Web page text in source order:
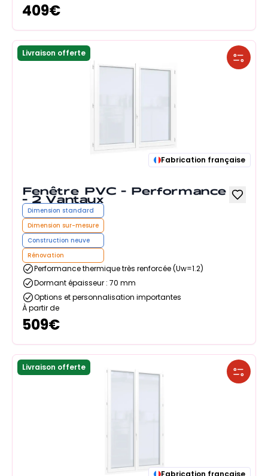
409€
Livraison offerte
Fabrication française
Fenêtre PVC - Performance
- 2 Vantaux
Dimension standard
Dimension sur-mesure
Construction neuve
Rénovation
Performance thermique très renforcée (Uw=1.2)
Dormant épaisseur : 70 mm
Options et personnalisation importantes
À partir de
509€
Livraison offerte
Fabrication française